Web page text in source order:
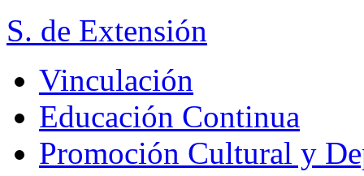
S. de Extensión
Vinculación
Educación Continua
Promoción Cultural y